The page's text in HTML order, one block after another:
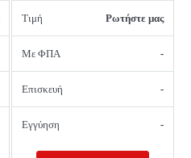
Τιμή Ρωτήστε μας
Με ΦΠΑ -
Επισκευή -
Εγγύηση -